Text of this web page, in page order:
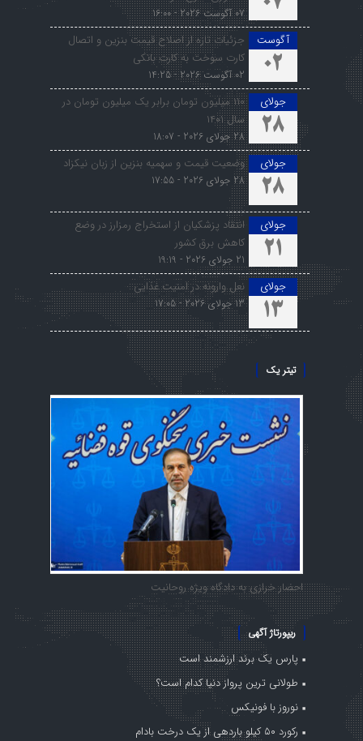
07 آگوست 2026 - 16:00
آگوست
02
جزئیات تازه از اصلاح قیمت بنزین و اتصال
کارت سوخت به کارت بانکی
02 آگوست 2026 - 14:25
جولای
28
۱۱۰ میلیون تومان برابر یک میلیون تومان در
سال ۱۴۰۱
28 جولای 2026 - 18:07
جولای
28
وضعیت قیمت و سهمیه بنزین از زبان نیکزاد
28 جولای 2026 - 17:55
جولای
21
انتقاد پزشکیان از استخراج رمزارز در وضع
کاهش برق کشور
21 جولای 2026 - 19:19
جولای
13
نعل وارونه در امنیت غذایی
13 جولای 2026 - 17:05
تیتر یک
احضار خرازی به دادگاه ویژه روحانیت
ریپورتاژ آگهی
پارس یک برند ارزشمند است
طولانی ترین پرواز دنیا کدام است؟
نوروز با فونیکس
رکورد ۵۰ کیلو باردهی از یک درخت بادام